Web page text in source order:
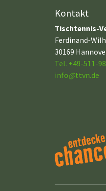
Kontakt
Tischtennis-
Ferdinand-
30169
Tel. +49-511-
info@ttvn.de